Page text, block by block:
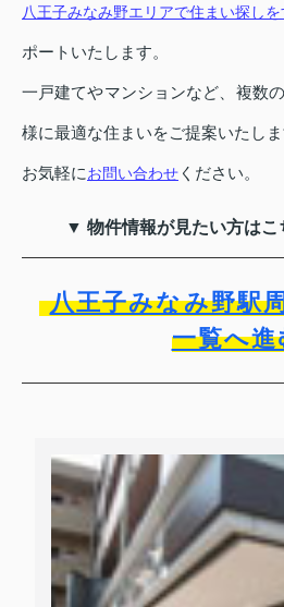
八王子みなみ野エリアで住まい探し
ポートいたします。
一戸建てやマンションなど、複数
様に最適な住まいをご提案いたしま
お気軽にお問い合わせ ください。
▼ 物件情報が見たい方は
八王子みなみ野駅
一覧へ進